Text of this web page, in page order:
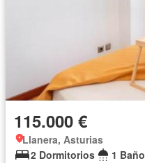
115.000 €
Llanera, Asturias
2 Dormitorios
1 Baño